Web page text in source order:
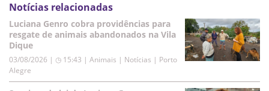
Notícias relacionadas
Luciana Genro cobra providências para
resgate de animais abandonados na Vila
Dique
03/08/2026 | ◷ 15:43 | Animais | Notícias | Porto
Alegre